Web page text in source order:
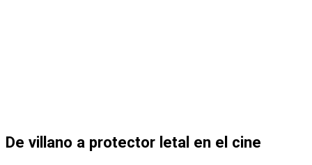
De villano a protector letal en el cine